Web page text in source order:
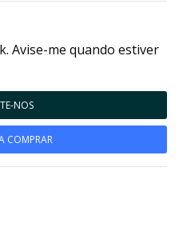
Avise-me quando estiver
NOS
COMPRAR